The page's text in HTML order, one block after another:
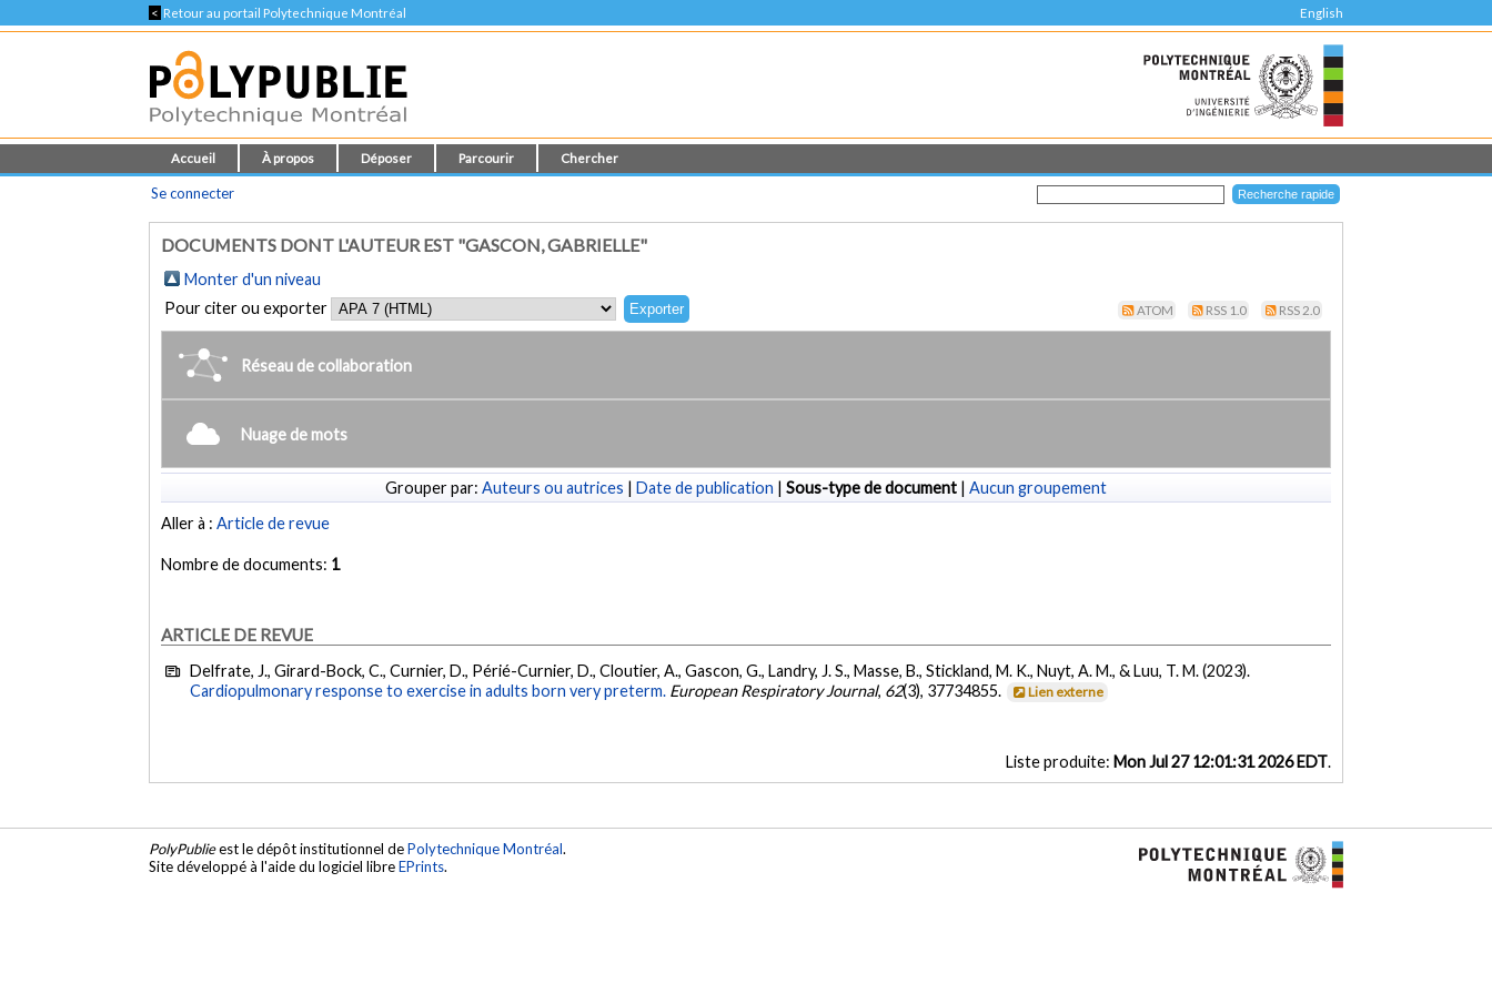
< Retour au portail Polytechnique Montréal English
Accueil À propos Déposer Parcourir Chercher
Se connecter
DOCUMENTS DONT L'AUTEUR EST "GASCON, GABRIELLE"
Monter d'un niveau
Pour citer ou exporter
ATOM RSS 1.0 RSS 2.0
Réseau de collaboration
Nuage de mots
Grouper par: Auteurs ou autrices | Date de publication | Sous-type de document | Aucun groupement
Aller à :Article de revue
Nombre de documents: 1
ARTICLE DE REVUE
Delfrate, J., Girard-Bock, C., Curnier, D., Périé-Curnier, D., Cloutier, A., Gascon, G., Landry, J. S., Masse, B., Stickland, M. K., Nuyt, A. M., & Luu, T. M. (2023).
Cardiopulmonary response to exercise in adults born very preterm. European Respiratory Journal, 62(3), 37734855. Lien externe
Liste produite: Mon Jul 27 12:01:31 2026 EDT.
PolyPublieest le dépôt institutionnel dePolytechnique Montréal.
Site développé à l'aide du logiciel libreEPrints.